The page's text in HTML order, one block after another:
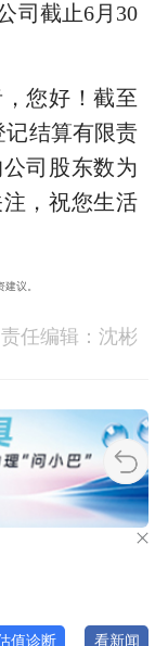
司截止6月30
您好！截至
记结算有限责
司股东数为
，祝您生活
议。
责任编辑：沈彬
值诊断 看新闻